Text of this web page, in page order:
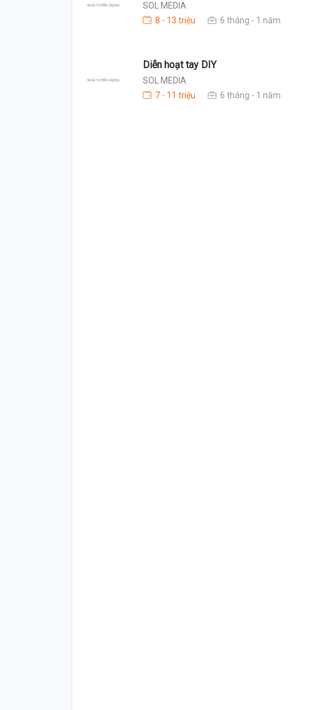
SOL MEDIA
8 - 13 triệu
6 tháng - 1 năm
Diễn hoạt tay DIY
SOL MEDIA
7 - 11 triệu
6 tháng - 1 năm